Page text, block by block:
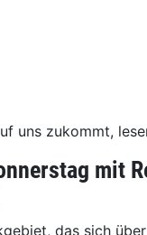
uns zukommt,
mit
das sich